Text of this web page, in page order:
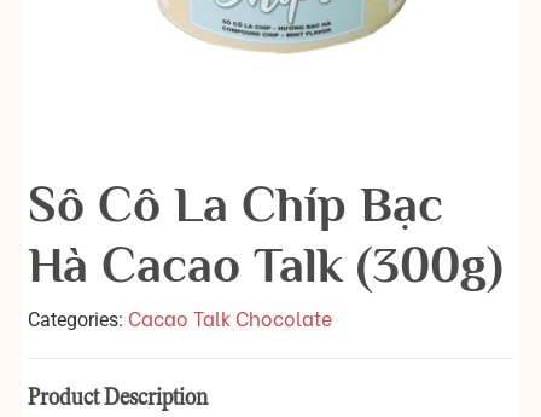
Sô Cô La Chíp Bạc
Hà Cacao Talk (300g)
Categories: Cacao Talk Chocolate
Product Description